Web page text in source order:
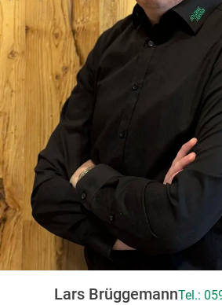
Lars BrüggemannTel.: